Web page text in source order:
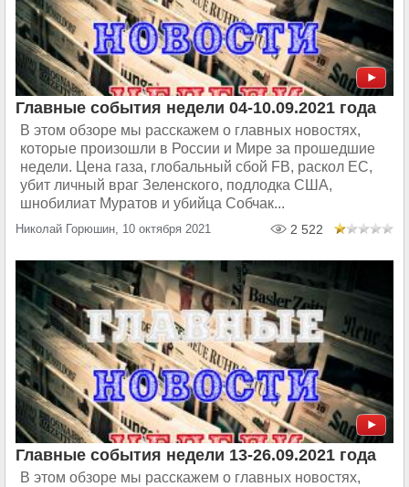
Главные события недели 04-10.09.2021 года
В этом обзоре мы расскажем о главных новостях,
которые произошли в России и Мире за прошедшие
недели. Цена газа, глобальный сбой FB, раскол ЕС,
убит личный враг Зеленского, подлодка США,
шнобилиат Муратов и убийца Собчак...
Николай Горюшин, 10 октября 2021 2 522
Главные события недели 13-26.09.2021 года
В этом обзоре мы расскажем о главных новостях,